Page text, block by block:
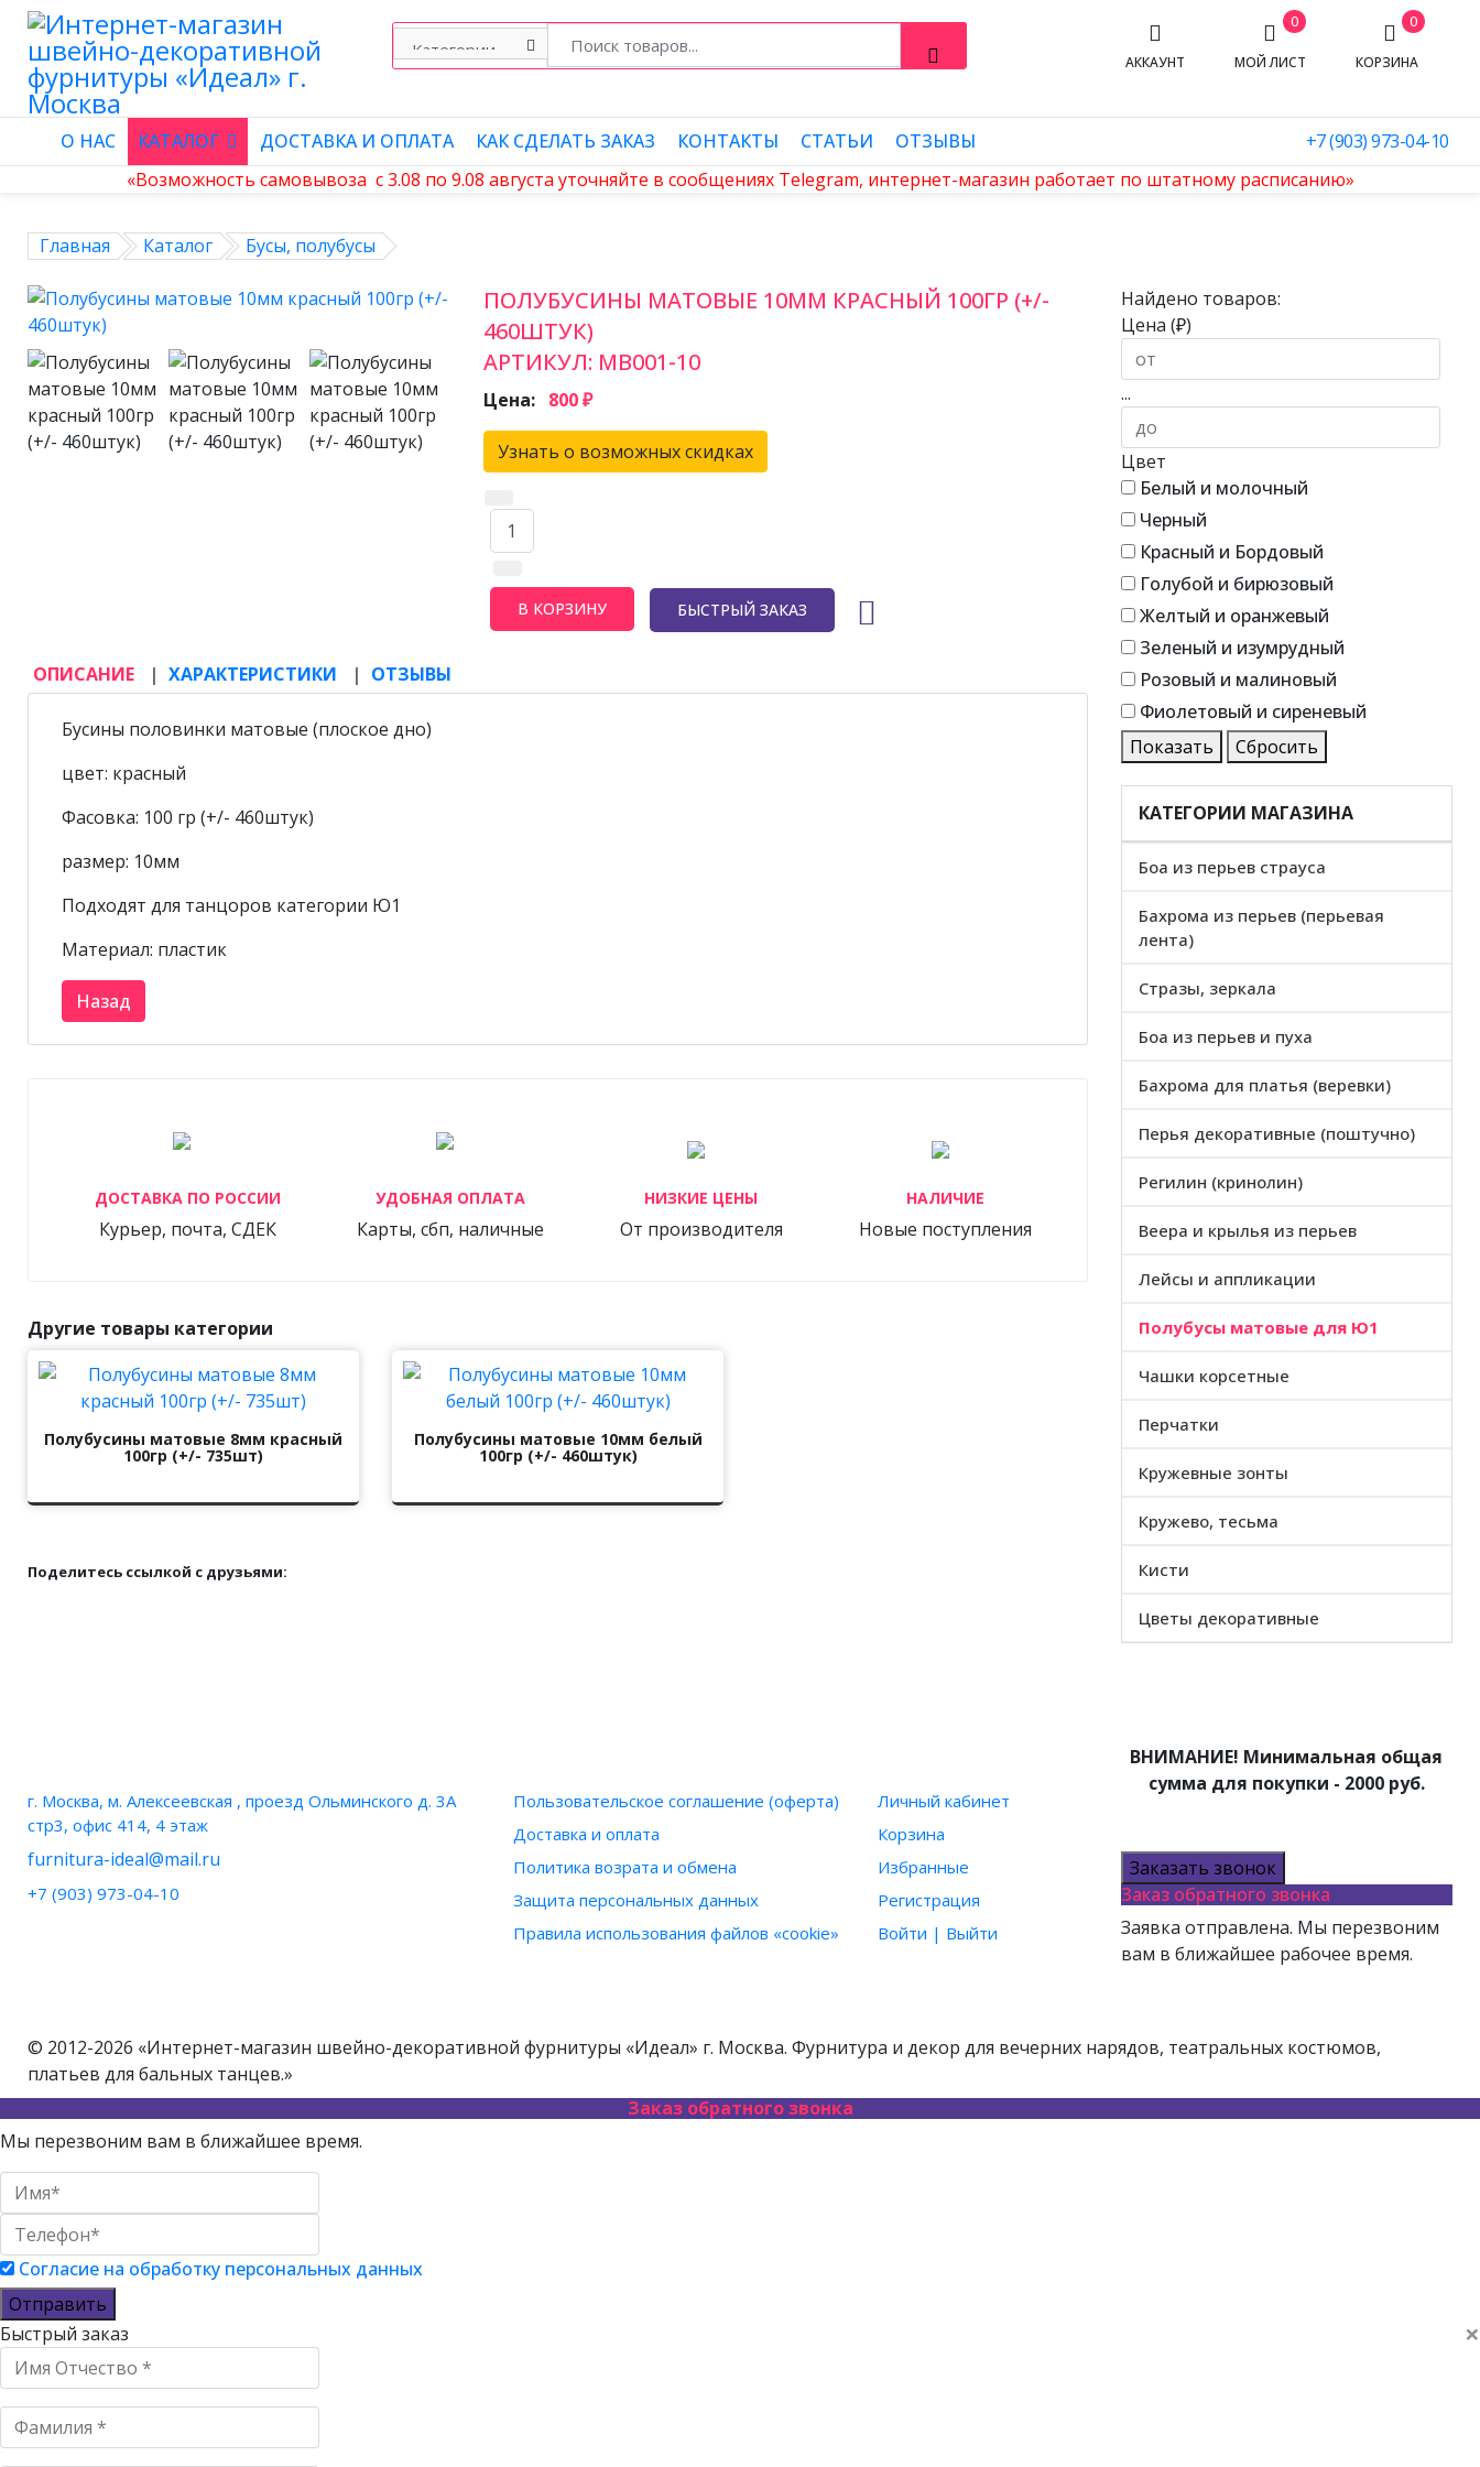
КОРЗИНА
0
МОЙ ЛИСТ
0
АККАУНТ
О НАС КАТАЛОГ ДОСТАВКА И ОПЛАТА КАК СДЕЛАТЬ ЗАКАЗ КОНТАКТЫ СТАТЬИ ОТЗЫВЫ
+7 (903) 973-04-10
«Возможность самовывоза с 3.08 по 9.08 августа уточняйте в сообщениях Telegram, интернет-магазин работает по штатному расписанию»
Главная Каталог Бусы, полубусы
ПОЛУБУСИНЫ МАТОВЫЕ 10ММ КРАСНЫЙ 100ГР (+/-
460ШТУК)
АРТИКУЛ: MB001-10
Цена: 800 ₽
Узнать о возможных скидках
БЫСТРЫЙ ЗАКАЗ
ОПИСАНИЕ ХАРАКТЕРИСТИКИ ОТЗЫВЫ
Бусины половинки матовые (плоское дно)
цвет: красный
Фасовка: 100 гр (+/- 460штук)
размер: 10мм
Подходят для танцоров категории Ю1
Материал: пластик
ДОСТАВКА ПО РОССИИ
Курьер, почта, СДЕК
УДОБНАЯ ОПЛАТА
Карты, сбп, наличные
НИЗКИЕ ЦЕНЫ
От производителя
НАЛИЧИЕ
Новые поступления
Другие товары категории
Полубусины матовые 8мм красный
100гр (+/- 735шт)
Полубусины матовые 10мм белый
100гр (+/- 460штук)
Поделитесь ссылкой с друзьями:
Найдено товаров:
Цена (₽)
...
Цвет
Белый и молочный
Черный
Красный и Бордовый
Голубой и бирюзовый
Желтый и оранжевый
Зеленый и изумрудный
Розовый и малиновый
Фиолетовый и сиреневый
Показать
Сбросить
КАТЕГОРИИ МАГАЗИНА
Боа из перьев страуса
Бахрома из перьев (перьевая
лента)
Стразы, зеркала
Боа из перьев и пуха
Бахрома для платья (веревки)
Перья декоративные (поштучно)
Регилин (кринолин)
Веера и крылья из перьев
Лейсы и аппликации
Полубусы матовые для Ю1
Чашки корсетные
Перчатки
Кружевные зонты
Кружево, тесьма
Кисти
Цветы декоративные
г. Москва, м. Алексеевская , проезд Ольминского д. 3А
стр3, офис 414, 4 этаж
furnitura-ideal@mail.ru
+7 (903) 973-04-10
Пользовательское соглашение (оферта)
Доставка и оплата
Политика возрата и обмена
Защита персональных данных
Правила использования файлов «cookie»
Личный кабинет
Корзина
Избранные
Регистрация
Войти | Выйти
ВНИМАНИЕ! Минимальная общая
сумма для покупки - 2000 руб.
Заказать звонок
Заказ обратного звонка
Заявка отправлена. Мы перезвоним
вам в ближайшее рабочее время.
© 2012-2026 «Интернет-магазин швейно-декоративной фурнитуры «Идеал» г. Москва. Фурнитура и декор для вечерних нарядов, театральных костюмов,
платьев для бальных танцев.»
Заказ обратного звонка
Мы перезвоним вам в ближайшее время.
Согласие на обработку персональных данных
Отправить
×
Быстрый заказ